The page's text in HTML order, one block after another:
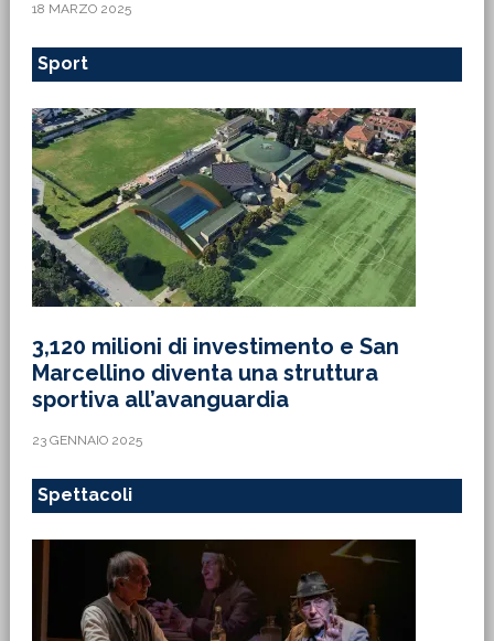
18 MARZO 2025
Sport
3,120 milioni di investimento e San
Marcellino diventa una struttura
sportiva all’avanguardia
23 GENNAIO 2025
Spettacoli